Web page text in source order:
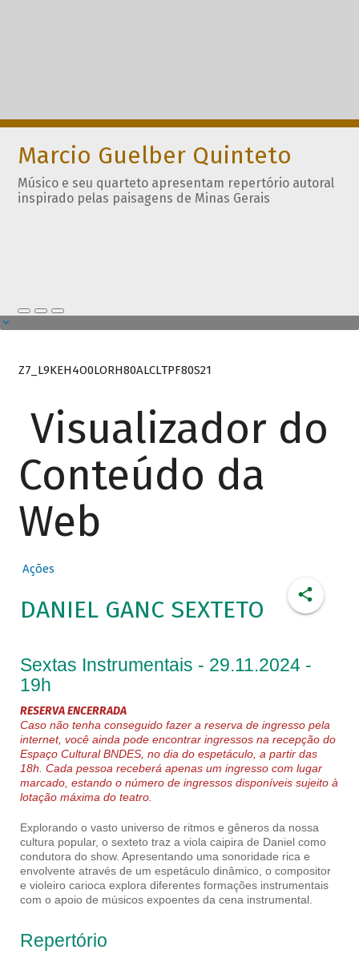
Marcio Guelber Quinteto
Músico e seu quarteto apresentam repertório autoral
inspirado pelas paisagens de Minas Gerais
Z7_L9KEH4O0LORH80ALCLTPF80S21
Visualizador do
Conteúdo da
Web
Ações
DANIEL GANC SEXTETO
Sextas Instrumentais - 29.11.2024 -
19h
RESERVA ENCERRADA
Caso não tenha conseguido fazer a reserva de ingresso pela
internet, você ainda pode encontrar ingressos na recepção do
Espaço Cultural BNDES, no dia do espetáculo, a partir das
18h. Cada pessoa receberá apenas um ingresso com lugar
marcado, estando o número de ingressos disponíveis sujeito à
lotação máxima do teatro.
Explorando o vasto universo de ritmos e gêneros da nossa
cultura popular, o sexteto traz a viola caipira de Daniel como
condutora do show. Apresentando uma sonoridade rica e
envolvente através de um espetáculo dinâmico, o compositor
e violeiro carioca explora diferentes formações instrumentais
com o apoio de músicos expoentes da cena instrumental.
Repertório